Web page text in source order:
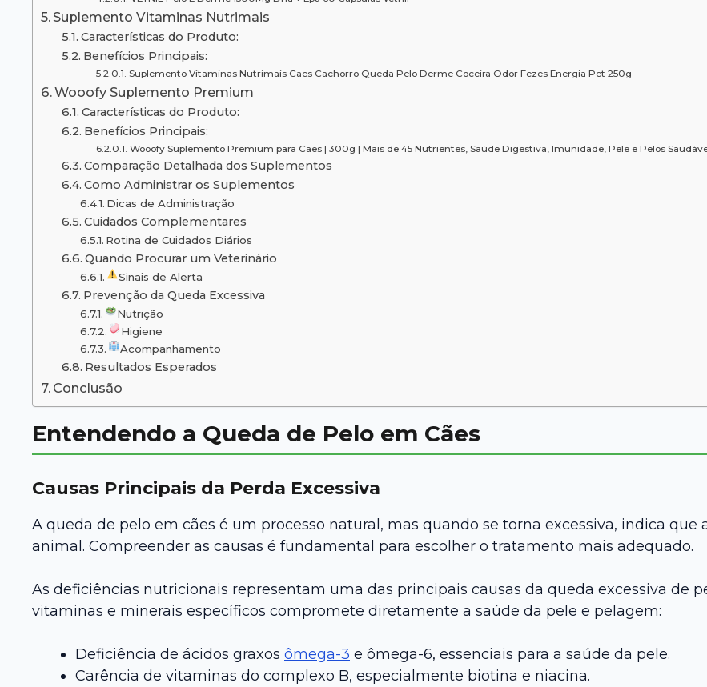
Suplemento Vitaminas Nutrimais
Características do Produto:
Benefícios Principais:
Suplemento Vitaminas Nutrimais Caes Cachorro Queda Pelo Derme Coceira Odor Fezes Energia Pet 250g
Wooofy Suplemento Premium
Características do Produto:
Benefícios Principais:
Wooofy Suplemento Premium para Cães | 300g | Mais de 45 Nutrientes, Saúde Digestiva, Imunidade, Pele e Pelos
Comparação Detalhada dos Suplementos
Como Administrar os Suplementos
Dicas de Administração
Cuidados Complementares
Rotina de Cuidados Diários
Quando Procurar um Veterinário
Sinais de Alerta
Prevenção da Queda Excessiva
Nutrição
Higiene
Acompanhamento
Resultados Esperados
Conclusão
Entendendo a Queda de Pelo em Cães
Causas Principais da Perda Excessiva
A queda de pelo em cães é um processo natural, mas quando se torna excessiva, indica
animal. Compreender as causas é fundamental para escolher o tratamento mais adequado.
As deficiências nutricionais representam uma das principais causas da queda excessiva de
vitaminas e minerais específicos compromete diretamente a saúde da pele e pelagem:
Deficiência de ácidos graxos ômega-3 e ômega-6, essenciais para a saúde da pele.
Carência de vitaminas do complexo B, especialmente biotina e niacina.